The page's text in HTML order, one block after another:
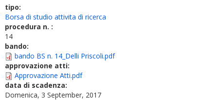
tipo:
Borsa di studio attivita di ricerca
procedura n. :
14
bando:
bando BS n. 14_Delli Priscoli.pdf
approvazione atti:
Approvazione Atti.pdf
data di scadenza:
Domenica, 3 September, 2017